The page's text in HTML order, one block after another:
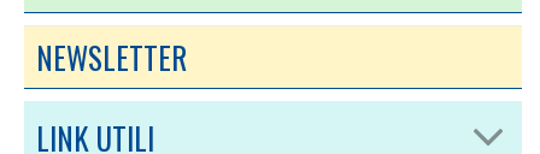
NEWSLETTER
LINK UTILI